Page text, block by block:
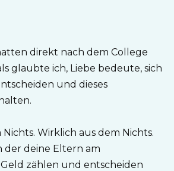
direkt nach dem College
glaubte ich, Liebe bedeute, sich
und dieses
Wirklich aus dem Nichts.
der deine Eltern am
zählen und entscheiden